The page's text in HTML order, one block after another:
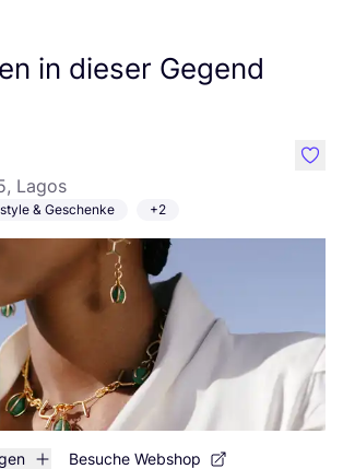
in dieser Gegend
Lagos
& Geschenke +2
Besuche Webshop
like